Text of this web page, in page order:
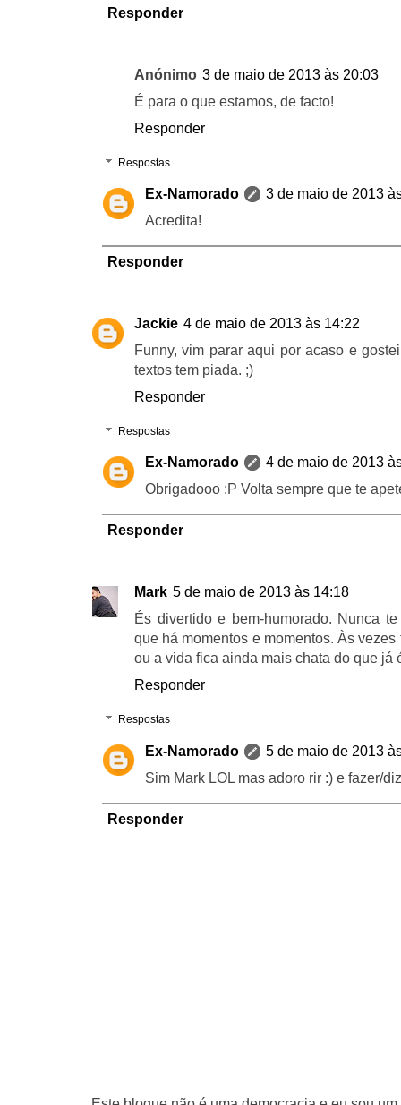
Responder
Anónimo 3 de maio de 2013 às 20:03
É para o que estamos, de facto!
Responder
Respostas
Ex-Namorado
3 de maio de 2013
Acredita!
Responder
Jackie 4 de maio de 2013 às 14:22
Funny, vim parar aqui por acaso e
textos tem piada. ;)
Responder
Respostas
Ex-Namorado
4 de maio de 2013
Obrigadooo :P Volta sempre que te
Responder
Mark 5 de maio de 2013 às 14:18
És divertido e bem-humorado. Nunca
que há momentos e momentos. Às
ou a vida fica ainda mais chata do que já
Responder
Respostas
Ex-Namorado
5 de maio de 2013
Sim Mark LOL mas adoro rir :) e fazer/
Responder